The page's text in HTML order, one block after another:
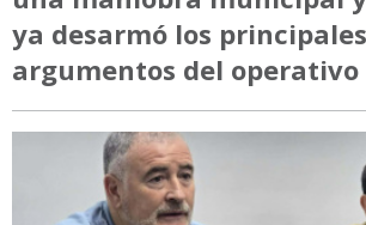
ya desarmó los principales
argumentos del operativo